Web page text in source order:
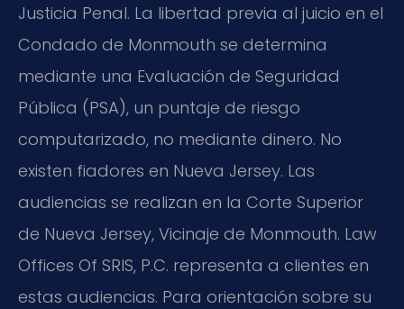
Justicia Penal. La libertad previa al juicio en el
Condado de Monmouth se determina
mediante una Evaluación de Seguridad
Pública (PSA), un puntaje de riesgo
computarizado, no mediante dinero. No
existen fiadores en Nueva Jersey. Las
audiencias se realizan en la Corte Superior
de Nueva Jersey, Vicinaje de Monmouth. Law
Offices Of SRIS, P.C. representa a clientes en
estas audiencias. Para orientación sobre su